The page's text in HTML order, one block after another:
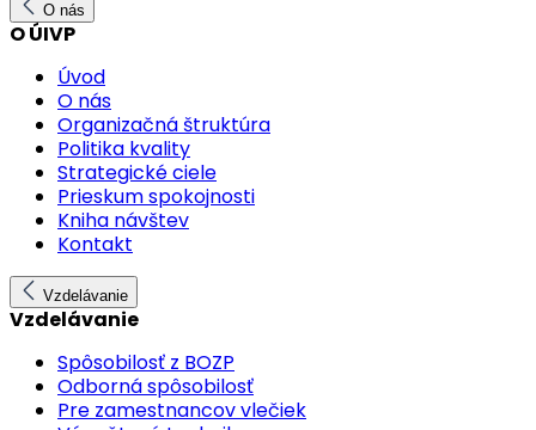
O nás
O ÚIVP
Úvod
O nás
Organizačná štruktúra
Politika kvality
Strategické ciele
Prieskum spokojnosti
Kniha návštev
Kontakt
Vzdelávanie
Vzdelávanie
Spôsobilosť z BOZP
Odborná spôsobilosť
Pre zamestnancov vlečiek